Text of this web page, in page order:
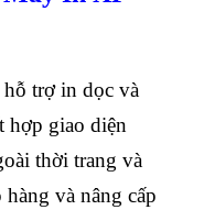
trợ in dọc và
hợp giao diện
thời trang và
và nâng cấp